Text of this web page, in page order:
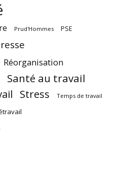
Prud'Hommes PSE
Réorganisation
Santé au travail
Stress Temps de travail